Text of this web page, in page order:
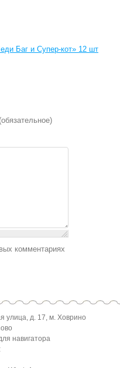
Баг и Супер-кот» 12 шт
комментариях
улица, д. 17, м. Ховрино
навигатора
: